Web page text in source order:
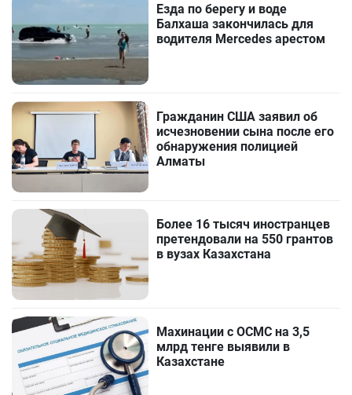
Езда по берегу и воде
Балхаша закончилась для
водителя Mercedes арестом
Гражданин США заявил об
исчезновении сына после его
обнаружения полицией
Алматы
Более 16 тысяч иностранцев
претендовали на 550 грантов
в вузах Казахстана
Махинации с ОСМС на 3,5
млрд тенге выявили в
Казахстане